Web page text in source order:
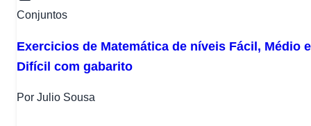
Conjuntos
Exercicios de Matemática de níveis Fácil, Médio e
Difícil com gabarito
Por Julio Sousa